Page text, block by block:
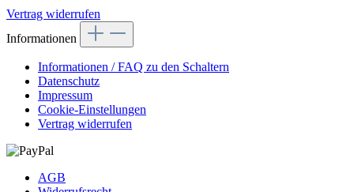
Vertrag widerrufen
Informationen
Informationen / FAQ zu den Schaltern
Datenschutz
Impressum
Cookie-Einstellungen
Vertrag widerrufen
AGB